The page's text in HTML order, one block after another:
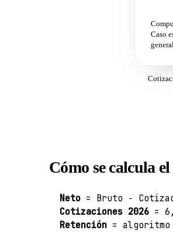
Caso
Cómo se calcula
Neto = Bruto −
Cotizaciones 2026 =
Retención = algoritmo